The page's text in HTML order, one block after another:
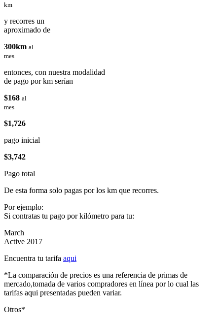
km
y recorres un
aproximado de
300km al
mes
entonces, con nuestra modalidad
de pago por km serían
$168 al
mes
$1,726
pago inicial
$3,742
Pago total
De esta forma solo pagas por los km que recorres.
Por ejemplo:
Si contratas tu pago por kilómetro para tu:
March
Active 2017
Encuentra tu tarifa aqui
*La comparación de precios es una referencia de primas de
mercado,tomada de varios compradores en línea por lo cual las
tarifas aqui presentadas pueden variar.
Otros*